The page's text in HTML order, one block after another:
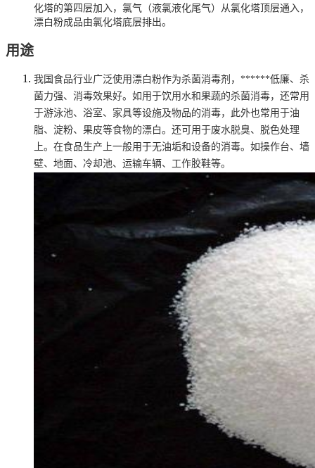
化塔的第四层加入，氯气（液氯液化尾气）从氯化塔顶层通入，
漂白粉成品由氯化塔底层排出。
用途
我国食品行业广泛使用漂白粉作为杀菌消毒剂，******低廉、杀
菌力强、消毒效果好。如用于饮用水和果蔬的杀菌消毒，还常用
于游泳池、浴室、家具等设施及物品的消毒，此外也常用于油
脂、淀粉、果皮等食物的漂白。还可用于废水脱臭、脱色处理
上。在食品生产上一般用于无油垢和设备的消毒。如操作台、墙
壁、地面、冷却池、运输车辆、工作胶鞋等。